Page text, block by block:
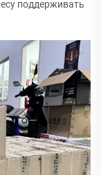
поддерживать